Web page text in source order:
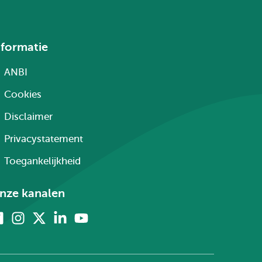
ANBI
Cookies
Disclaimer
Privacystatement
Toegankelijkheid
kanalen
FacebookInstagram LinkedinYoutube